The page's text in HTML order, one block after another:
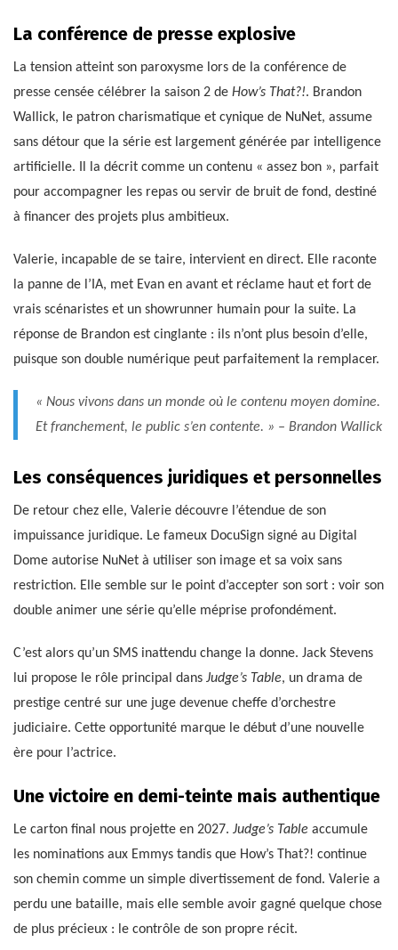
La conférence de presse explosive
La tension atteint son paroxysme lors de la conférence de
presse censée célébrer la saison 2 de How’s That?!. Brandon
Wallick, le patron charismatique et cynique de NuNet, assume
sans détour que la série est largement générée par intelligence
artificielle. Il la décrit comme un contenu « assez bon », parfait
pour accompagner les repas ou servir de bruit de fond, destiné
à financer des projets plus ambitieux.
Valerie, incapable de se taire, intervient en direct. Elle raconte
la panne de l’IA, met Evan en avant et réclame haut et fort de
vrais scénaristes et un showrunner humain pour la suite. La
réponse de Brandon est cinglante : ils n’ont plus besoin d’elle,
puisque son double numérique peut parfaitement la remplacer.
« Nous vivons dans un monde où le contenu moyen domine.
Et franchement, le public s’en contente. » – Brandon Wallick
Les conséquences juridiques et personnelles
De retour chez elle, Valerie découvre l’étendue de son
impuissance juridique. Le fameux DocuSign signé au Digital
Dome autorise NuNet à utiliser son image et sa voix sans
restriction. Elle semble sur le point d’accepter son sort : voir son
double animer une série qu’elle méprise profondément.
C’est alors qu’un SMS inattendu change la donne. Jack Stevens
lui propose le rôle principal dans Judge’s Table, un drama de
prestige centré sur une juge devenue cheffe d’orchestre
judiciaire. Cette opportunité marque le début d’une nouvelle
ère pour l’actrice.
Une victoire en demi-teinte mais authentique
Le carton final nous projette en 2027. Judge’s Table accumule
les nominations aux Emmys tandis que How’s That?! continue
son chemin comme un simple divertissement de fond. Valerie a
perdu une bataille, mais elle semble avoir gagné quelque chose
de plus précieux : le contrôle de son propre récit.